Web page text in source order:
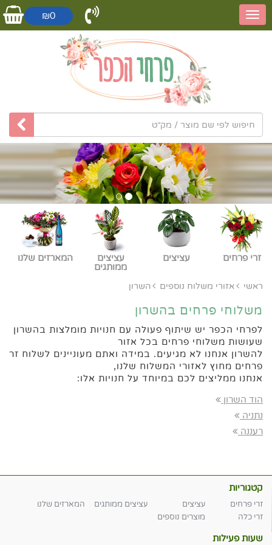
₪0
זרי פרחים עציצים
עציצים
ממותגים
המארזים שלנו
ראשי אזורי משלוח נוספים השרון
משלוחי פרחים בהשרון
לפרחי הכפר יש שיתוף פעולה עם חנויות מומלצות בהשרון
שעושות משלוחי פרחים בכל אזור
להשרון אנחנו לא מגיעים. במידה ואתם מעוניינים לשלוח זר
פרחים מחוץ לאזורי המשלוח שלנו,
אנחנו ממליצים לכם במיוחד על חנויות אלו:
הוד השרון
נתניה
רעננה
קטגוריות
זרי פרחים עציצים עציצים ממותגים
המארזים שלנו
זרי כלה
מוצרים נוספים
שעות פעילות